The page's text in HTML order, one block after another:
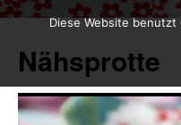
springen
Nähsprotte
Diese Website